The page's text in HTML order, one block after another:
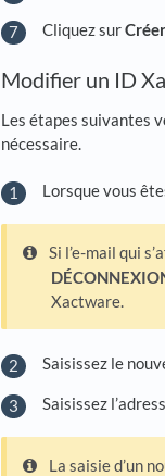
Cliquez sur
Modifier un ID
Les étapes suivantes
nécessaire.
Lorsque vous
Si l’e-mail qui
Xactware.
Saisissez le
Saisissez
La saisie d’un